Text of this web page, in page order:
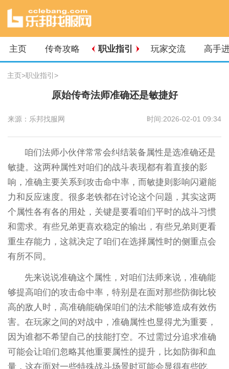
主页 传奇攻略 职业指引 玩家交流 高手
主页>职业指引>
原始传奇法师准确还是敏捷好
来源：乐邦找服网 时间:2026-02-01 09:34
咱们法师小伙伴常常会纠结装备属性是选准确还是
敏捷。这两种属性对咱们的战斗表现都有着直接的影
响，准确主要关系到攻击命中率，而敏捷则影响闪避能
力和反应速度。很多老铁都在讨论这个问题，其实这两
个属性各有各的用处，关键是要看咱们平时的战斗习惯
和需求。有些兄弟更喜欢稳定的输出，有些兄弟则更看
重生存能力，这就决定了咱们在选择属性时的侧重点会
有所不同。
先来说说准确这个属性，对咱们法师来说，准确能
够提高咱们的攻击命中率，特别是在面对那些防御比较
高的敌人时，高准确能确保咱们的法术能够造成有效伤
害。在玩家之间的对战中，准确属性也显得尤为重要，
因为谁都不希望自己的技能打空。不过需过分追求准确
可能会让咱们忽略其他重要属性的提升，比如防御和血
量，这在面对一些特殊战斗场景时可能会显得有些吃